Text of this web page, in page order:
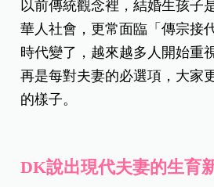
以前傳統觀念裡，結婚生孩子
華人社會，更常面臨「傳宗接
時代變了，越來越多人開始重
再是每對夫妻的必選項，大家
的樣子。
DK說出現代夫妻的生育